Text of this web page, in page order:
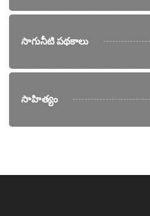
సాగునీటి పథకాలు
సాహిత్యం